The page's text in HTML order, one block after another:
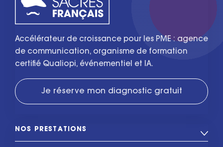
Accélérateur de croissance pour les PME : agence
de communication, organisme de formation
certifié Qualiopi, événementiel et IA.
Je réserve mon diagnostic gratuit
NOS PRESTATIONS